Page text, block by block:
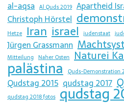
al-aqsa Al Quds 2019 Apartheid
Christoph Hörstel
Hetze Iran israel judenstaat
Jürgen Grassmann
Mitteilung Naher Osten Naturei
palästina Quds-Demonstration
Qudstag 2015 qudstag 2017
qudstag 2018 fotos qudstag